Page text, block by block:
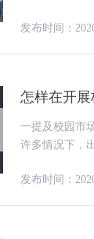
发布时间：
怎样在开
一提及校园市
许多情况下，
发布时间：